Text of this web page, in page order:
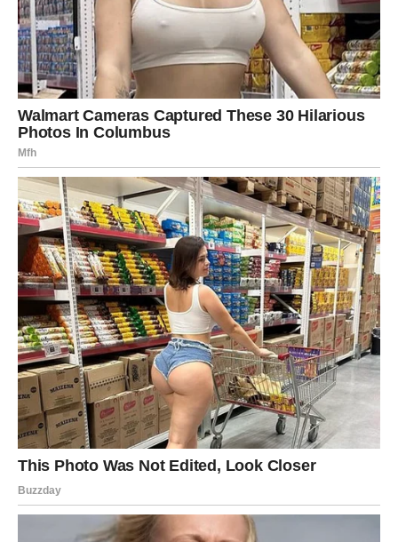
Nije svaka odluka dobra samo zato što donosi trenutno
olakšanje. Ponekad čovjek u trenutku ljutnje kaže ono što
kasnije ne može vratiti. Ponekad zbog bola zatvori vrata
koja je trebalo samo malo odškrinuti. A ponekad, iz straha
da će nešto izgubiti, prihvati mnogo manje nego što
zaslužuje.
U narednom periodu možeš se naći pred izborom koji će
ti djelovati vrlo važan. To može biti vezano za ljubav,
porodicu, posao ili novac. Možda će neko od tebe tražiti
brz odgovor, možda ćeš dobiti ponudu koja zvuči dobro,
ili ćeš se naći u razgovoru koji može promijeniti tok jedne
situacije. Tvoj anđeo ti poručuje:ne odgovaraj odmah, ne
obećavaj odmah i ne vjeruj svemu na prvu.
Tebi sada najviše treba mirna glava. Ako nešto moraš
odlučiti, prespavaj. Ako neko traži od tebe da reaguješ
odmah, zapitaj se zašto mu je toliko stalo da nemaš
vremena za razmišljanje. Ako osjetiš pritisak, to je već
znak da trebaš stati.
Čuvaj se i riječi koje izgovoriš u afektu. Ti možda u dubini
duše nisi osoba koja želi povrijediti druge, ali kada si